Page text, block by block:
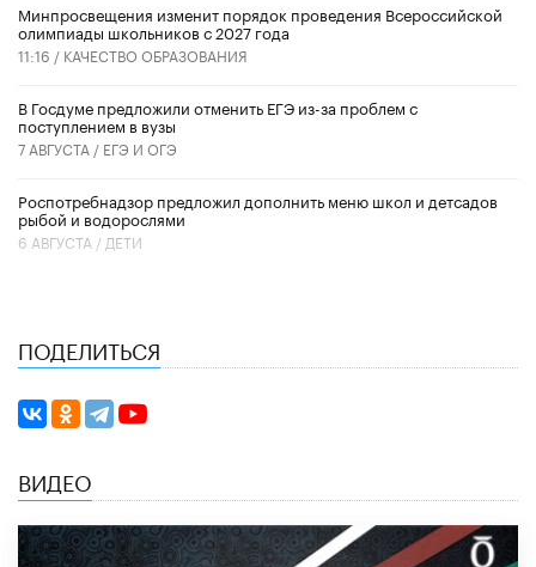
Минпросвещения изменит порядок проведения Всероссийской
олимпиады школьников с 2027 года
11:16 / КАЧЕСТВО ОБРАЗОВАНИЯ
В Госдуме предложили отменить ЕГЭ из-за проблем с
поступлением в вузы
7 АВГУСТА / ЕГЭ И ОГЭ
Роспотребнадзор предложил дополнить меню школ и детсадов
рыбой и водорослями
6 АВГУСТА / ДЕТИ
ПОДЕЛИТЬСЯ
ВИДЕО